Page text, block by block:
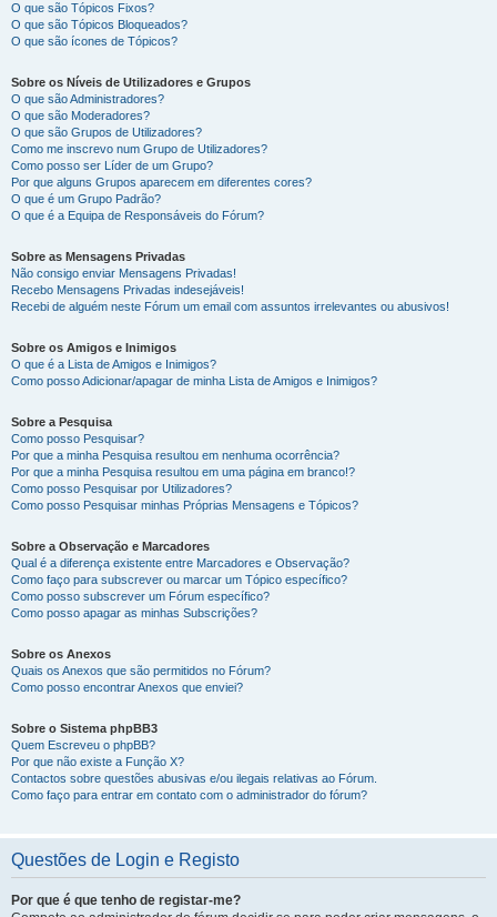
O que são Tópicos Fixos?
O que são Tópicos Bloqueados?
O que são ícones de Tópicos?
Sobre os Níveis de Utilizadores e Grupos
O que são Administradores?
O que são Moderadores?
O que são Grupos de Utilizadores?
Como me inscrevo num Grupo de Utilizadores?
Como posso ser Líder de um Grupo?
Por que alguns Grupos aparecem em diferentes cores?
O que é um Grupo Padrão?
O que é a Equipa de Responsáveis do Fórum?
Sobre as Mensagens Privadas
Não consigo enviar Mensagens Privadas!
Recebo Mensagens Privadas indesejáveis!
Recebi de alguém neste Fórum um email com assuntos irrelevantes ou abusivos!
Sobre os Amigos e Inimigos
O que é a Lista de Amigos e Inimigos?
Como posso Adicionar/apagar de minha Lista de Amigos e Inimigos?
Sobre a Pesquisa
Como posso Pesquisar?
Por que a minha Pesquisa resultou em nenhuma ocorrência?
Por que a minha Pesquisa resultou em uma página em branco!?
Como posso Pesquisar por Utilizadores?
Como posso Pesquisar minhas Próprias Mensagens e Tópicos?
Sobre a Observação e Marcadores
Qual é a diferença existente entre Marcadores e Observação?
Como faço para subscrever ou marcar um Tópico específico?
Como posso subscrever um Fórum específico?
Como posso apagar as minhas Subscrições?
Sobre os Anexos
Quais os Anexos que são permitidos no Fórum?
Como posso encontrar Anexos que enviei?
Sobre o Sistema phpBB3
Quem Escreveu o phpBB?
Por que não existe a Função X?
Contactos sobre questões abusivas e/ou ilegais relativas ao Fórum.
Como faço para entrar em contato com o administrador do fórum?
Questões de Login e Registo
Por que é que tenho de registar-me?